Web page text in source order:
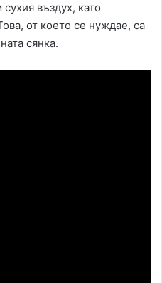
въздух, като
от което се нуждае, са
сянка.